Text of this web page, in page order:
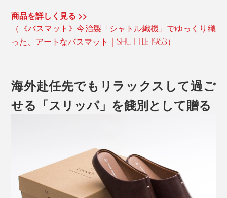
商品を詳しく見る >>
（《バスマット》今治製「シャトル織機」でゆっくり織
った、アートなバスマット｜SHUTTLE 1963）
海外赴任先でもリラックスして過ご
せる「スリッパ」を餞別として贈る